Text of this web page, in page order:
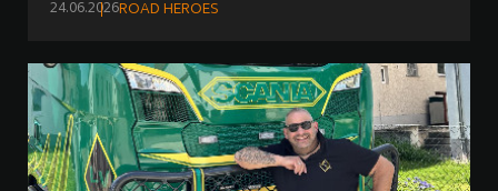
24.06.2026ROAD HEROES